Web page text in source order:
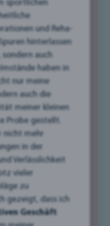
in der der erste
kann gutes
Unterschied
ausmachen.
hier in
ist ein
Design ein
von der
neue Kunden zu
wir ein in die Welt des
anhand inspirierender
durch
ihre Marke gestärkt,
sportlichen
und Reha-
hinterlassen
auch
haben in
nur meine
auch die
meiner kleinen
Probe gestellt.
nicht mehr
in der
Verlässlichkeit
vieler
zu
gezeigt, dass ich
Geschäft